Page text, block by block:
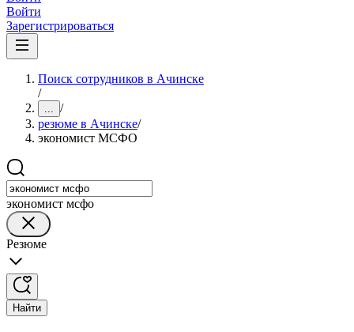
Войти
Зарегистрироваться
Поиск сотрудников в Ачинске
/
... /
резюме в Ачинске/
экономист МСФО
экономист мсфо
Резюме
Найти